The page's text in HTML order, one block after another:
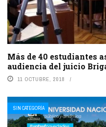
Más de 40 estudiantes
audiencia del juicio
11 OCTUBRE, 2018
SIN CATEGORÍA